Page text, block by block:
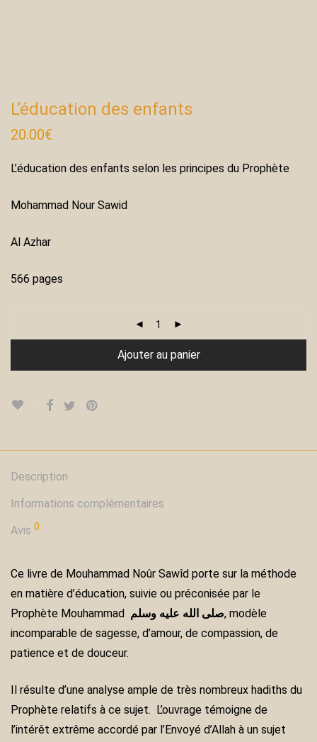
L’éducation des enfants
20.00€
L’éducation des enfants selon les principes du Prophète
Mohammad Nour Sawid
Al Azhar
566 pages
Ajouter au panier
Description
Informations complémentaires
Avis 0
Ce livre de Mouhammad Noûr Sawîd porte sur la méthode
en matière d’éducation, suivie ou préconisée par le
Prophète Mouhammad صلى الله عليه وسلم, modèle
incomparable de sagesse, d’amour, de compassion, de
patience et de douceur.
Il résulte d’une analyse ample de très nombreux hadiths du
Prophète relatifs à ce sujet. L’ouvrage témoigne de
l’intérêt extrême accordé par l’Envoyé d’Allah à un sujet